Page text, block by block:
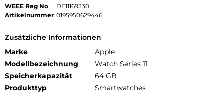
WEEE Reg No
DE11169330
Artikelnummer 0195950629446
Zusätzliche Informationen
Marke
Apple
Modellbezeichnung
Watch Series 11
Speicherkapazität
64 GB
Produkttyp
Smartwatches